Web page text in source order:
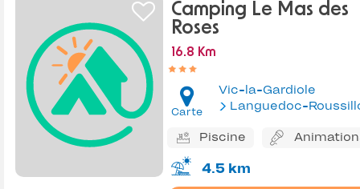
Camping Le Mas des
Roses
16.8 Km
Carte
Vic-la-Gardiole
Languedoc-
Piscine
4.5 km